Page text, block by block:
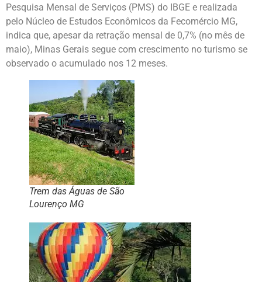
Pesquisa Mensal de Serviços (PMS) do IBGE e realizada
pelo Núcleo de Estudos Econômicos da Fecomércio MG,
indica que, apesar da retração mensal de 0,7% (no mês de
maio), Minas Gerais segue com crescimento no turismo se
observado o acumulado nos 12 meses.
Trem das Águas de São
Lourenço MG